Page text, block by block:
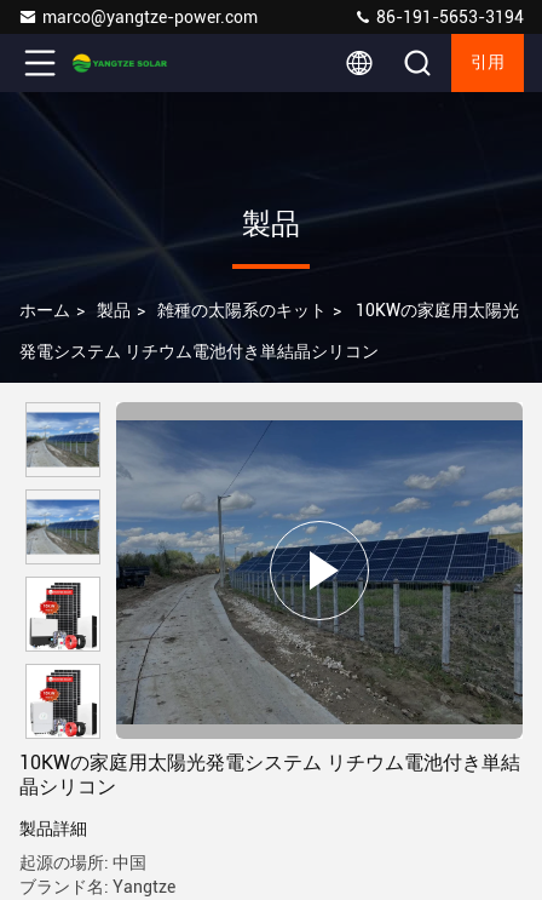
marco@yangtze-power.com 86-191-5653-3194
引用
製品
ホーム > 製品 > 雑種の太陽系のキット > 10KWの家庭用太陽光
発電システム リチウム電池付き単結晶シリコン
10KWの家庭用太陽光発電システム リチウム電池付き単結
晶シリコン
製品詳細
起源の場所: 中国
ブランド名: Yangtze